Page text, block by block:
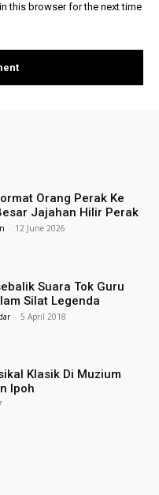
this browser for the next time
Orang Perak Ke
Jajahan Hilir Perak
- 12 June 2026
Suara Tok Guru
Silat Legenda
- 5 April 2018
Klasik Di Muzium
Ipoh